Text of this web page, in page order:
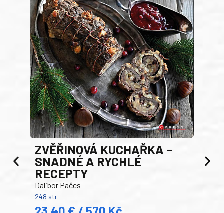
ZVĚŘINOVÁ KUCHAŘKA –
SNADNÉ A RYCHLÉ
RECEPTY
Dalibor Pačes
248 str.